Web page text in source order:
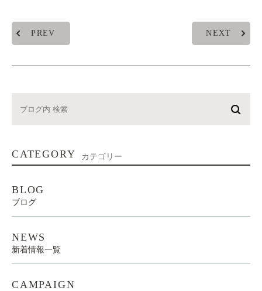
PREV NEXT
CATEGORY カテゴリー
BLOG
ブログ
NEWS
新着情報一覧
CAMPAIGN